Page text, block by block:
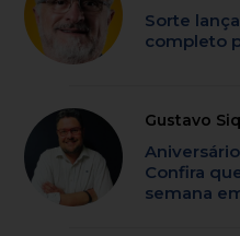
Sorte
completo
Gustavo
Confira
semana